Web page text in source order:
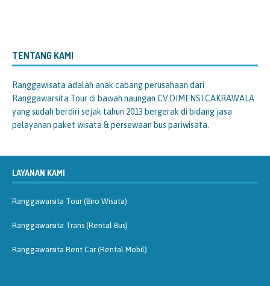
TENTANG KAMI
Ranggawisata adalah anak cabang perusahaan dari
Ranggawarsita Tour di bawah naungan CV.DIMENSI CAKRAWALA
yang sudah berdiri sejak tahun 2013 bergerak di bidang jasa
pelayanan paket wisata & persewaan bus pariwisata.
LAYANAN KAMI
Ranggawarsita Tour (Biro Wisata)
Ranggawarsita Trans (Rental Bus)
Ranggawarsita Rent Car (Rental Mobil)